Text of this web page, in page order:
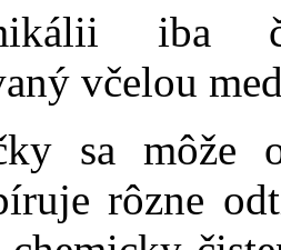
iba
včelou
sa
rôzne